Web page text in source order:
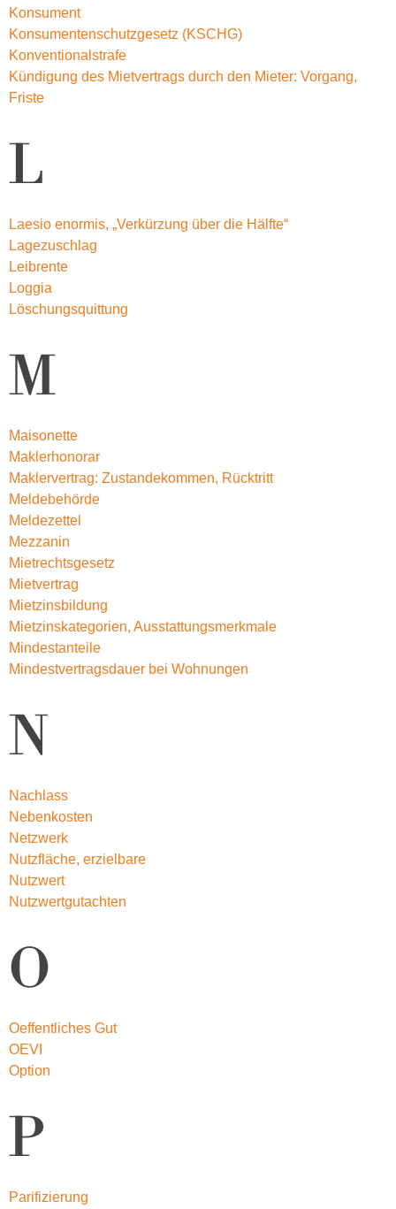
Konsument
Konsumentenschutzgesetz (KSCHG)
Konventionalstrafe
Kündigung des Mietvertrags durch den Mieter: Vorgang,
Friste
L
Laesio enormis, „Verkürzung über die Hälfte“
Lagezuschlag
Leibrente
Loggia
Löschungsquittung
M
Maisonette
Maklerhonorar
Maklervertrag: Zustandekommen, Rücktritt
Meldebehörde
Meldezettel
Mezzanin
Mietrechtsgesetz
Mietvertrag
Mietzinsbildung
Mietzinskategorien, Ausstattungsmerkmale
Mindestanteile
Mindestvertragsdauer bei Wohnungen
N
Nachlass
Nebenkosten
Netzwerk
Nutzfläche, erzielbare
Nutzwert
Nutzwertgutachten
O
Oeffentliches Gut
OEVI
Option
P
Parifizierung